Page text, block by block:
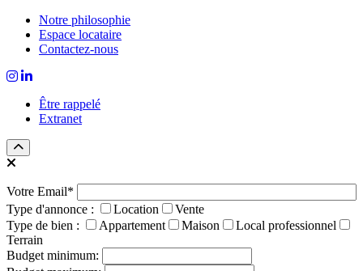
Notre philosophie
Espace locataire
Contactez-nous
Être rappelé
Extranet
Votre Email*
Type d'annonce :
Location
Vente
Type de bien :
Appartement Maison
Local professionnel
Terrain
Budget minimum: